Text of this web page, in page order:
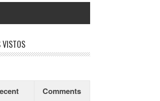
VISTOS
Comments